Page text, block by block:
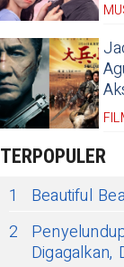
TERPOPULER
1
Beautiful
2
Digagalkan,